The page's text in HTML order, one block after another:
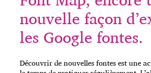
nouvelle façon
les Google fontes.
Découvrir de nouvelles fontes est une